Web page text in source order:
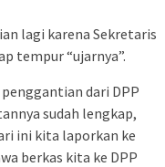
lagi karena Sekretaris
tempur “ujarnya”.
dari DPP
sudah lengkap,
ini kita laporkan ke
berkas kita ke DPP